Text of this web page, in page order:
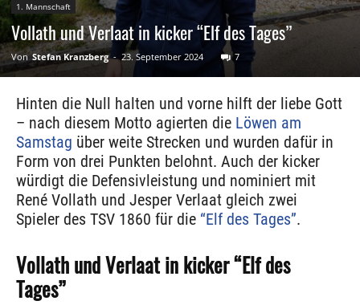
1. Mannschaft
Vollath und Verlaat in kicker “Elf des Tages”
Von Stefan Kranzberg - 23. September 2024 7
Hinten die Null halten und vorne hilft der liebe Gott
– nach diesem Motto agierten die Löwen am
Samstag über weite Strecken und wurden dafür in
Form von drei Punkten belohnt. Auch der kicker
würdigt die Defensivleistung und nominiert mit
René Vollath und Jesper Verlaat gleich zwei
Spieler des TSV 1860 für die “Elf des Tages”.
Vollath und Verlaat in kicker “Elf des
Tages”